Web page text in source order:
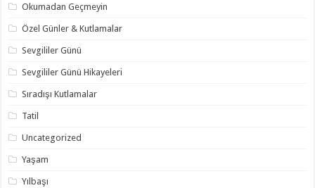
Okumadan Geçmeyin
Özel Günler & Kutlamalar
Sevgililer Günü
Sevgililer Günü Hikayeleri
Sıradışı Kutlamalar
Tatil
Uncategorized
Yaşam
Yılbaşı